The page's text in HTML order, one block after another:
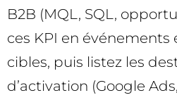
B2B (MQL, SQL,
ces KPI en
cibles, puis listez les
d’activation (Google